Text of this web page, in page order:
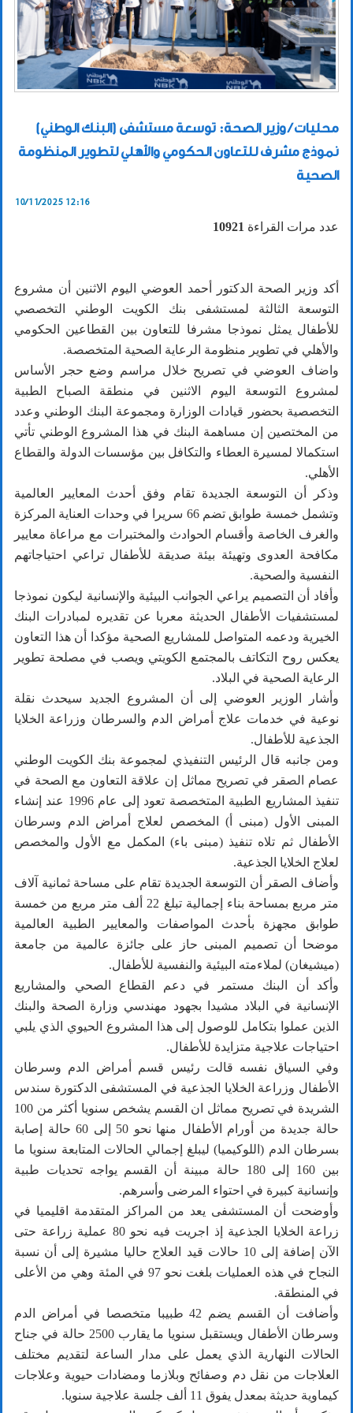
محليات / وزير الصحة: توسعة مستشفى (البنك الوطني)
نموذج مشرف للتعاون الحكومي والأهلي لتطوير المنظومة
الصحية
10/11/2025 12:16
عدد مرات القراءة 10921
أكد وزير الصحة الدكتور أحمد العوضي اليوم الاثنين أن مشروع
التوسعة الثالثة لمستشفى بنك الكويت الوطني التخصصي
للأطفال يمثل نموذجا مشرفا للتعاون بين القطاعين الحكومي
والأهلي في تطوير منظومة الرعاية الصحية المتخصصة.
واضاف العوضي في تصريح خلال مراسم وضع حجر الأساس
لمشروع التوسعة اليوم الاثنين في منطقة الصباح الطبية
التخصصية بحضور قيادات الوزارة ومجموعة البنك الوطني وعدد
من المختصين إن مساهمة البنك في هذا المشروع الوطني تأتي
استكمالا لمسيرة العطاء والتكافل بين مؤسسات الدولة والقطاع
الأهلي.
وذكر أن التوسعة الجديدة تقام وفق أحدث المعايير العالمية
وتشمل خمسة طوابق تضم 66 سريرا في وحدات العناية المركزة
والغرف الخاصة وأقسام الحوادث والمختبرات مع مراعاة معايير
مكافحة العدوى وتهيئة بيئة صديقة للأطفال تراعي احتياجاتهم
النفسية والصحية.
وأفاد أن التصميم يراعي الجوانب البيئية والإنسانية ليكون نموذجا
لمستشفيات الأطفال الحديثة معربا عن تقديره لمبادرات البنك
الخيرية ودعمه المتواصل للمشاريع الصحية مؤكدا أن هذا التعاون
يعكس روح التكاتف بالمجتمع الكويتي ويصب في مصلحة تطوير
الرعاية الصحية في البلاد.
وأشار الوزير العوضي إلى أن المشروع الجديد سيحدث نقلة
نوعية في خدمات علاج أمراض الدم والسرطان وزراعة الخلايا
الجذعية للأطفال.
ومن جانبه قال الرئيس التنفيذي لمجموعة بنك الكويت الوطني
عصام الصقر في تصريح مماثل إن علاقة التعاون مع الصحة في
تنفيذ المشاريع الطبية المتخصصة تعود إلى عام 1996 عند إنشاء
المبنى الأول (مبنى أ) المخصص لعلاج أمراض الدم وسرطان
الأطفال ثم تلاه تنفيذ (مبنى باء) المكمل مع الأول والمخصص
لعلاج الخلايا الجذعية.
وأضاف الصقر أن التوسعة الجديدة تقام على مساحة ثمانية آلاف
متر مربع بمساحة بناء إجمالية تبلغ 22 ألف متر مربع من خمسة
طوابق مجهزة بأحدث المواصفات والمعايير الطبية العالمية
موضحا أن تصميم المبنى حاز على جائزة عالمية من جامعة
(ميشيغان) لملاءمته البيئية والنفسية للأطفال.
وأكد أن البنك مستمر في دعم القطاع الصحي والمشاريع
الإنسانية في البلاد مشيدا بجهود مهندسي وزارة الصحة والبنك
الذين عملوا بتكامل للوصول إلى هذا المشروع الحيوي الذي يلبي
احتياجات علاجية متزايدة للأطفال.
وفي السياق نفسه قالت رئيس قسم أمراض الدم وسرطان
الأطفال وزراعة الخلايا الجذعية في المستشفى الدكتورة سندس
الشريدة في تصريح مماثل ان القسم يشخص سنويا أكثر من 100
حالة جديدة من أورام الأطفال منها نحو 50 إلى 60 حالة إصابة
بسرطان الدم (اللوكيميا) ليبلغ إجمالي الحالات المتابعة سنويا ما
بين 160 إلى 180 حالة مبينة أن القسم يواجه تحديات طبية
وإنسانية كبيرة في احتواء المرضى وأسرهم.
وأوضحت أن المستشفى يعد من المراكز المتقدمة اقليميا في
زراعة الخلايا الجذعية إذ اجريت فيه نحو 80 عملية زراعة حتى
الآن إضافة إلى 10 حالات قيد العلاج حاليا مشيرة إلى أن نسبة
النجاح في هذه العمليات بلغت نحو 97 في المئة وهي من الأعلى
في المنطقة.
وأضافت أن القسم يضم 42 طبيبا متخصصا في أمراض الدم
وسرطان الأطفال ويستقبل سنويا ما يقارب 2500 حالة في جناح
الحالات النهارية الذي يعمل على مدار الساعة لتقديم مختلف
العلاجات من نقل دم وصفائح وبلازما ومضادات حيوية وعلاجات
كيماوية حديثة بمعدل يفوق 11 ألف جلسة علاجية سنويا.